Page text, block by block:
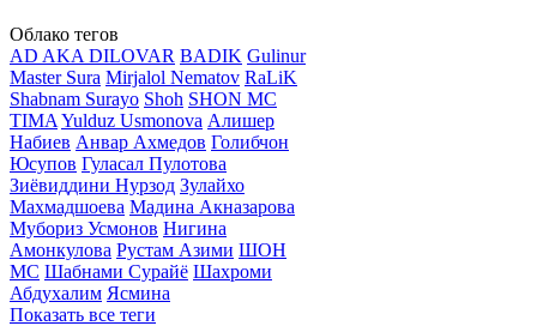
Облако тегов
AD AKA DILOVAR BADIK Gulinur
Master Sura Mirjalol Nematov RaLiK
Shabnam Surayo Shoh SHON MC
TIMA Yulduz Usmonova Алишер
Набиев Анвар Ахмедов Голибчон
Юсупов Гуласал Пулотова
Зиёвиддини Нурзод Зулайхо
Махмадшоева Мадина Акназарова
Мубориз Усмонов Нигина
Амонкулова Рустам Азими ШОН
МС Шабнами Сурайё Шахроми
Абдухалим Ясмина
Показать все теги